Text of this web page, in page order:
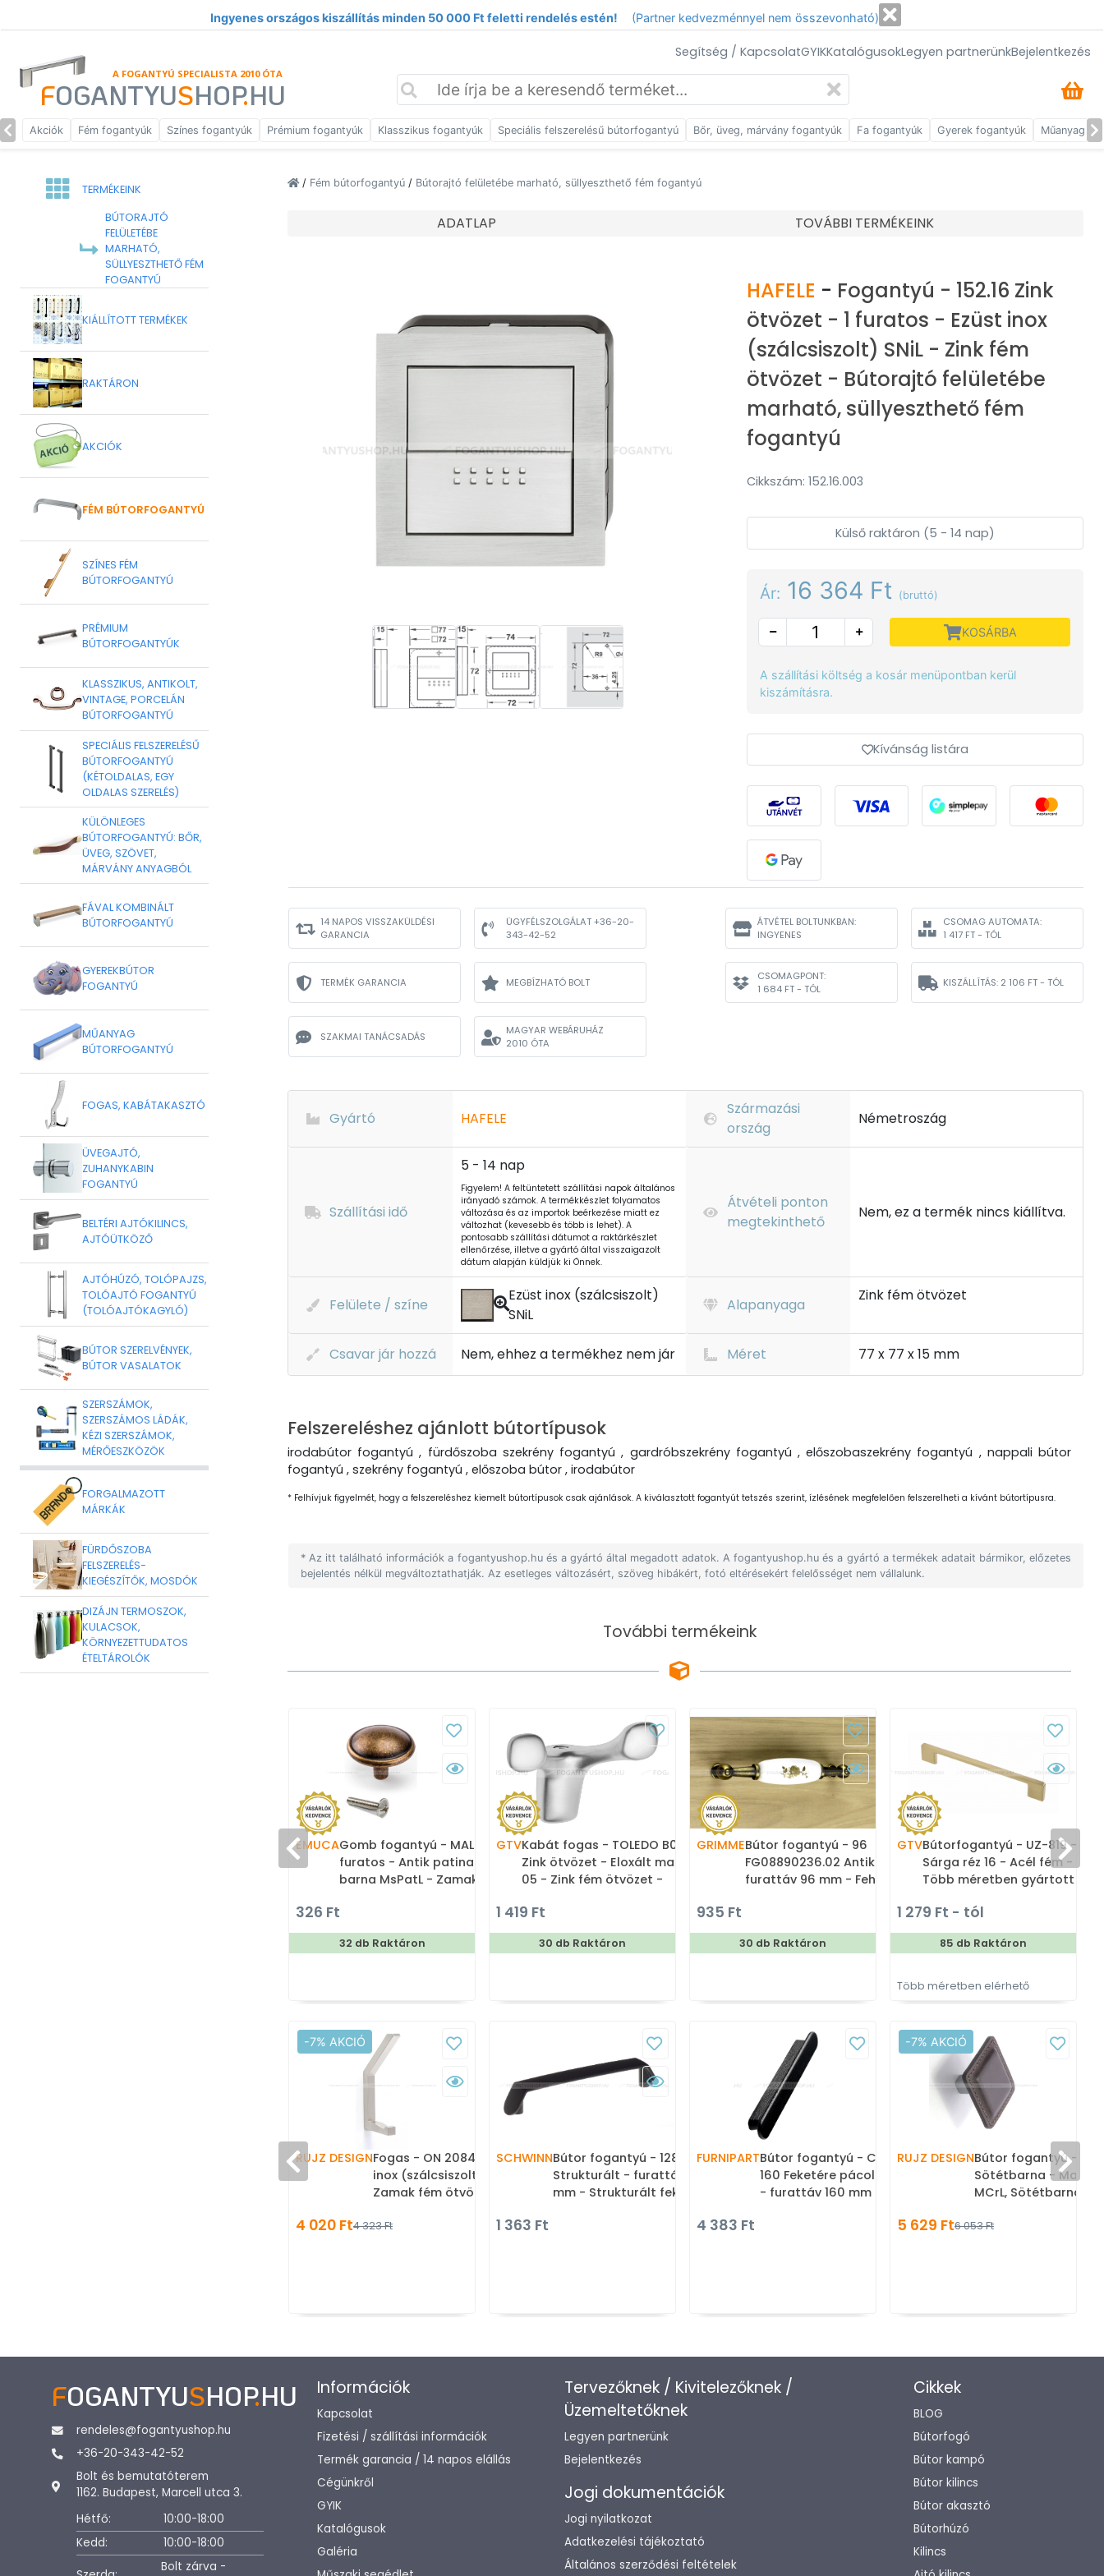
Ingyenes országos kiszállítás minden 50 000 Ft feletti rendelés estén! (Partner kedvezménnyel nem összevonható)
Segítség / KapcsolatGYIKKatalógusokLegyen partnerünkBejelentkezés
A FOGANTYÚ SPECIALISTA 2010 ÓTA
FOGANTYUSHOP.HU
Akciók Fém fogantyúk Színes fogantyúk Prémium fogantyúk Klasszikus fogantyúk Speciális felszerelésű bútorfogantyú Bőr, üveg, márvány fogantyúk Fa fogantyúk Gyerek fogantyúk Műanyag
TERMÉKEINK
BÚTORAJTÓ
FELÜLETÉBE
MARHATÓ,
SÜLLYESZTHETŐ FÉM
FOGANTYÚ
KIÁLLÍTOTT TERMÉKEK
RAKTÁRON
AKCIÓK
FÉM BÚTORFOGANTYÚ
SZÍNES FÉM
BÚTORFOGANTYÚ
PRÉMIUM
BÚTORFOGANTYÚK
KLASSZIKUS, ANTIKOLT,
VINTAGE, PORCELÁN
BÚTORFOGANTYÚ
SPECIÁLIS FELSZERELÉSŰ
BÚTORFOGANTYÚ
(KÉTOLDALAS, EGY
OLDALAS SZERELÉS)
KÜLÖNLEGES
BÚTORFOGANTYÚ: BŐR,
ÜVEG, SZÖVET,
MÁRVÁNY ANYAGBÓL
FÁVAL KOMBINÁLT
BÚTORFOGANTYÚ
GYEREKBÚTOR
FOGANTYÚ
MŰANYAG
BÚTORFOGANTYÚ
FOGAS, KABÁTAKASZTÓ
ÜVEGAJTÓ,
ZUHANYKABIN
FOGANTYÚ
BELTÉRI AJTÓKILINCS,
AJTÓÜTKÖZŐ
AJTÓHÚZÓ, TOLÓPAJZS,
TOLÓAJTÓ FOGANTYÚ
(TOLÓAJTÓKAGYLÓ)
BÚTOR SZERELVÉNYEK,
BÚTOR VASALATOK
SZERSZÁMOK,
SZERSZÁMOS LÁDÁK,
KÉZI SZERSZÁMOK,
MÉRŐESZKÖZÖK
FORGALMAZOTT
MÁRKÁK
FÜRDŐSZOBA
FELSZERELÉS-
KIEGÉSZÍTŐK, MOSDÓK
DIZÁJN TERMOSZOK,
KULACSOK,
KÖRNYEZETTUDATOS
ÉTELTÁROLÓK
/ Fém bútorfogantyú / Bútorajtó felületébe marható, süllyeszthető fém fogantyú
ADATLAP TOVÁBBI TERMÉKEINK
HAFELE - Fogantyú - 152.16 Zink
ötvözet - 1 furatos - Ezüst inox
(szálcsiszolt) SNiL - Zink fém
ötvözet - Bútorajtó felületébe
marható, süllyeszthető fém
fogantyú
Cikkszám: 152.16.003
Külső raktáron (5 - 14 nap)
Ár: 16 364 Ft (bruttó)
KOSÁRBA
A szállítási költség a kosár menüpontban kerül
kiszámításra.
Kívánság listára
14 NAPOS VISSZAKÜLDÉSI
GARANCIA
ÜGYFÉLSZOLGÁLAT +36-20-
343-42-52
TERMÉK GARANCIA MEGBÍZHATÓ BOLT
SZAKMAI TANÁCSADÁS
MAGYAR WEBÁRUHÁZ
2010 ÓTA
ÁTVÉTEL BOLTUNKBAN:
INGYENES
CSOMAG AUTOMATA:
1 417 FT - TÓL
CSOMAGPONT:
1 684 FT - TÓL
KISZÁLLÍTÁS: 2 106 FT - TÓL
Gyártó HAFELE
Származási
ország
Németroszág
Szállítási idő
5 - 14 nap
Figyelem! A feltüntetett szállítási napok általános
irányadó számok. A termékkészlet folyamatos
változása és az importok beérkezése miatt ez
változhat (kevesebb és több is lehet). A
pontosabb szállítási dátumot a raktárkészlet
ellenőrzése, illetve a gyártó által visszaigazolt
dátum alapján küldjük ki Önnek.
Átvételi ponton
megtekinthető
Nem, ez a termék nincs kiállítva.
Felülete / színe
Ezüst inox (szálcsiszolt)
SNiL
Alapanyaga
Zink fém ötvözet
Csavar jár hozzá Nem, ehhez a termékhez nem jár Méret 77 x 77 x 15 mm
Felszereléshez ajánlott bútortípusok
irodabútor fogantyú , fürdőszoba szekrény fogantyú , gardróbszekrény fogantyú , előszobaszekrény fogantyú , nappali bútor
fogantyú , szekrény fogantyú , előszoba bútor , irodabútor
* Felhívjuk figyelmét, hogy a felszereléshez kiemelt bútortípusok csak ajánlások. A kiválasztott fogantyút tetszés szerint, ízlésének megfelelően felszerelheti a kívánt bútortípusra.
* Az itt található információk a fogantyushop.hu és a gyártó által megadott adatok. A fogantyushop.hu és a gyártó a termékek adatait bármikor, előzetes
bejelentés nélkül megváltoztathatják. Az esetleges változásért, szöveg hibákért, fotó eltérésekért felelősséget nem vállalunk.
További termékeink
EMUCAGomb fogantyú - MALI - 1
furatos - Antik patina
barna MsPatL - Zamak fém
(szögletes, kerek)
326 Ft
32 db Raktáron
GTVKabát fogas - TOLEDO B0 16
Zink ötvözet - Eloxált matt
05 - Zink fém ötvözet -
1 419 Ft
30 db Raktáron
GRIMMEBútor fogantyú - 96
FG08890236.02 Antikolt -
furattáv 96 mm - Fehér
Porcelán - Porcelánnal
kombinált antikolt fém
935 Ft
30 db Raktáron
GTVBútorfogantyú - UZ-819 -
Sárga réz 16 - Acél fém -
Több méretben gyártott
1 279 Ft - tól
85 db Raktáron
Több méretben elérhető
-7% AKCIÓ
RUJZ DESIGNFogas - ON 2084 - Ezüst
inox (szálcsiszolt) SNiL -
Zamak fém ötvözet -
fogas
4 020 Ft4 323 Ft
SCHWINNBútor fogantyú - 128 Z162
Strukturált - furattáv 128
mm - Strukturált fekete -
méretben gyártott színes
1 363 Ft
FURNIPARTBútor fogantyú - CLASSIS
160 Feketére pácolt kőrisfa
- furattáv 160 mm -
Gumi - Fa bútorfogantyú
4 383 Ft
-7% AKCIÓ
RUJZ DESIGNBútor fogantyú -
Sötétbarna - Matt
MCrL, Sötétbarna bőr
Bőrrel kombinált fém
5 629 Ft6 053 Ft
FOGANTYUSHOP.HU
rendeles@fogantyushop.hu
+36-20-343-42-52
Bolt és bemutatóterem
1162. Budapest, Marcell utca 3.
Hétfő:
10:00-18:00
Kedd:
10:00-18:00
Bolt zárva -
Információk
Kapcsolat
Fizetési / szállítási információk
Termék garancia / 14 napos elállás
Cégünkről
GYIK
Katalógusok
Galéria
Tervezőknek / Kivitelezőknek /
Üzemeltetőknek
Legyen partnerünk
Bejelentkezés
Jogi dokumentációk
Jogi nyilatkozat
Adatkezelési tájékoztató
Általános szerződési feltételek
Cikkek
BLOG
Bútorfogó
Bútor kampó
Bútor kilincs
Bútor akasztó
Bútorhúzó
Kilincs